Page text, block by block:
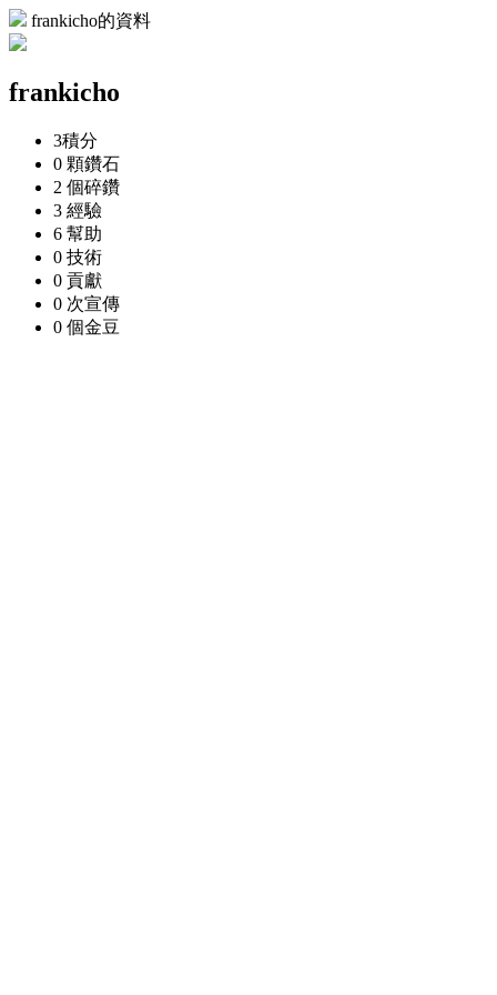
frankicho的資料
frankicho
3積分
0 顆鑽石
2 個碎鑽
3 經驗
6 幫助
0 技術
0 貢獻
0 次宣傳
0 個金豆